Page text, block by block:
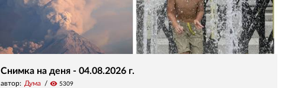
Снимка на деня - 04.08.2026 г.
автор: Дума visibility 5309